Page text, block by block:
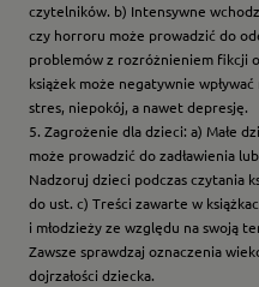
czytelników. b) Intensywne
czy horroru może prowadzić do
problemów z rozróżnieniem fikcji
książek może negatywnie
stres, niepokój, a nawet depresję.
5. Zagrożenie dla dzieci: a) Małe
może prowadzić do zadławienia
Nadzoruj dzieci podczas czytania
do ust. c) Treści zawarte w
i młodzieży ze względu na swoją
Zawsze sprawdzaj oznaczenia
dojrzałości dziecka.